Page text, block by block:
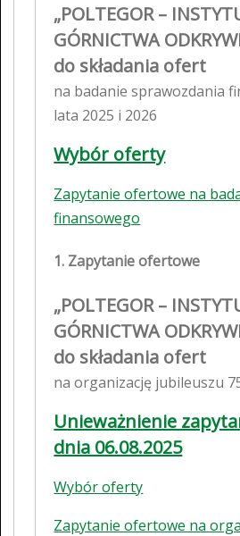
„POLTEGOR –
GÓRNICTWA
do składania ofert
na badanie sprawozdania
lata 2025 i 2026
Wybór oferty
Zapytanie ofertowe na
finansowego
1. Zapytanie ofertowe
„POLTEGOR –
GÓRNICTWA
do składania ofert
na organizację jubileuszu
Unieważnienie
dnia 06.08.2025
Wybór oferty
Zapytanie ofertowe na